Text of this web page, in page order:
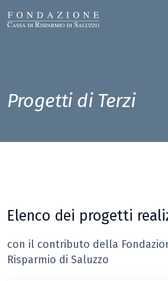
Progetti di Terzi
Elenco dei progetti
con il contributo della
Risparmio di Saluzzo